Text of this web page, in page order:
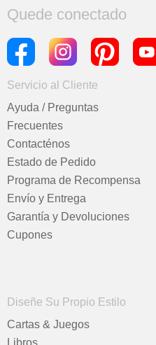
Quede conectado
Servicio al Cliente
Ayuda / Preguntas
Frecuentes
Contacténos
Estado de Pedido
Programa de Recompensa
Envío y Entrega
Garantía y Devoluciones
Cupones
Diseñe Su Propio Estilo
Cartas & Juegos
Libros